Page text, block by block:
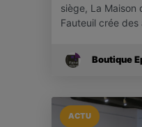
siège, La Maison
Fauteuil crée
Boutique
ACTU